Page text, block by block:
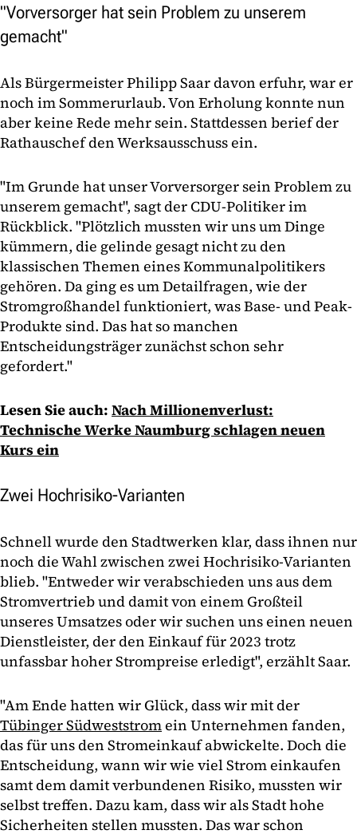
"Vorversorger hat sein Problem zu unserem
gemacht"
Als Bürgermeister Philipp Saar davon erfuhr, war er
noch im Sommerurlaub. Von Erholung konnte nun
aber keine Rede mehr sein. Stattdessen berief der
Rathauschef den Werksausschuss ein.
"Im Grunde hat unser Vorversorger sein Problem zu
unserem gemacht", sagt der CDU-Politiker im
Rückblick. "Plötzlich mussten wir uns um Dinge
kümmern, die gelinde gesagt nicht zu den
klassischen Themen eines Kommunalpolitikers
gehören. Da ging es um Detailfragen, wie der
Stromgroßhandel funktioniert, was Base- und Peak-
Produkte sind. Das hat so manchen
Entscheidungsträger zunächst schon sehr
gefordert."
Lesen Sie auch: Nach Millionenverlust:
Technische Werke Naumburg schlagen neuen
Kurs ein
Zwei Hochrisiko-Varianten
Schnell wurde den Stadtwerken klar, dass ihnen nur
noch die Wahl zwischen zwei Hochrisiko-Varianten
blieb. "Entweder wir verabschieden uns aus dem
Stromvertrieb und damit von einem Großteil
unseres Umsatzes oder wir suchen uns einen neuen
Dienstleister, der den Einkauf für 2023 trotz
unfassbar hoher Strompreise erledigt", erzählt Saar.
"Am Ende hatten wir Glück, dass wir mit der
Tübinger Südweststromein Unternehmen fanden,
das für uns den Stromeinkauf abwickelte. Doch die
Entscheidung, wann wir wie viel Strom einkaufen
samt dem damit verbundenen Risiko, mussten wir
selbst treffen. Dazu kam, dass wir als Stadt hohe
Sicherheiten stellen mussten. Das war schon